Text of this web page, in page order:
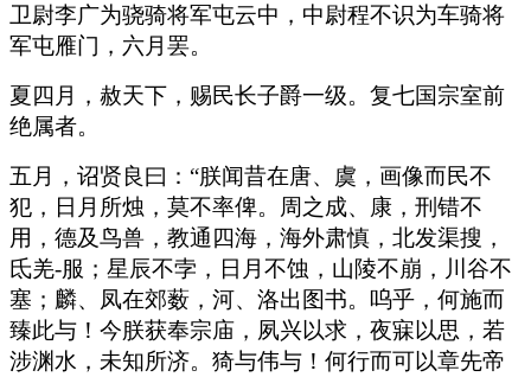
卫尉李广为骁骑将军屯云中，中尉程不识为车骑将
军屯雁门，六月罢。
夏四月，赦天下，赐民长子爵一级。复七国宗室前
绝属者。
五月，诏贤良曰：“朕闻昔在唐、虞，画像而民不
犯，日月所烛，莫不率俾。周之成、康，刑错不
用，德及鸟兽，教通四海，海外肃慎，北发渠搜，
氐羌-服；星辰不孛，日月不蚀，山陵不崩，川谷不
塞；麟、凤在郊薮，河、洛出图书。呜乎，何施而
臻此与！今朕获奉宗庙，夙兴以求，夜寐以思，若
涉渊水，未知所济。猗与伟与！何行而可以章先帝